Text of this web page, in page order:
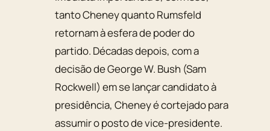
tanto Cheney quanto Rumsfeld
retornam à esfera de poder do
partido. Décadas depois, com a
decisão de George W. Bush (Sam
Rockwell) em se lançar candidato à
presidência, Cheney é cortejado para
assumir o posto de vice-presidente.